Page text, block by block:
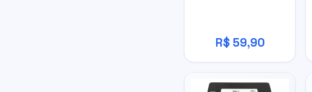
R$ 59,90